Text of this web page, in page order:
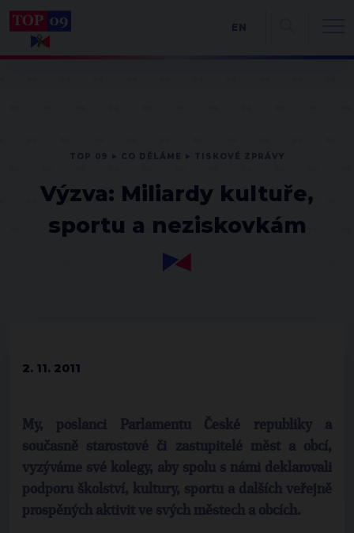
Výzva: Miliardy kultuře,
sportu a neziskovkám
2. 11. 2011
My, poslanci Parlamentu České republiky a
současně starostové či zastupitelé měst a obcí,
vyzýváme své kolegy, aby spolu s námi deklarovali
podporu školství, kultury, sportu a dalších veřejně
prospěných aktivit ve svých městech a obcích.